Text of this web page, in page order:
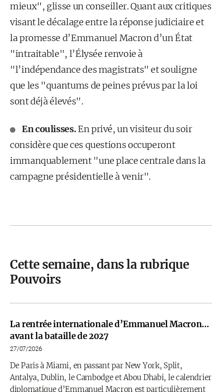
mieux", glisse un conseiller. Quant aux critiques
visant le décalage entre la réponse judiciaire et
la promesse d’Emmanuel Macron d’un État
"intraitable", l’Élysée renvoie à
"l’indépendance des magistrats" et souligne
que les "quantums de peines prévus par la loi
sont déjà élevés".
En coulisses.En privé, un visiteur du soir
considère que ces questions occuperont
immanquablement "une place centrale dans la
campagne présidentielle à venir".
Cette semaine, dans la rubrique
Pouvoirs
La rentrée internationale d’Emmanuel Macron…
avant la bataille de 2027
27/07/2026
De Paris à Miami, en passant par New York, Split,
Antalya, Dublin, le Cambodge et Abou Dhabi, le calendrier
diplomatique d’Emmanuel Macron est particulièrement